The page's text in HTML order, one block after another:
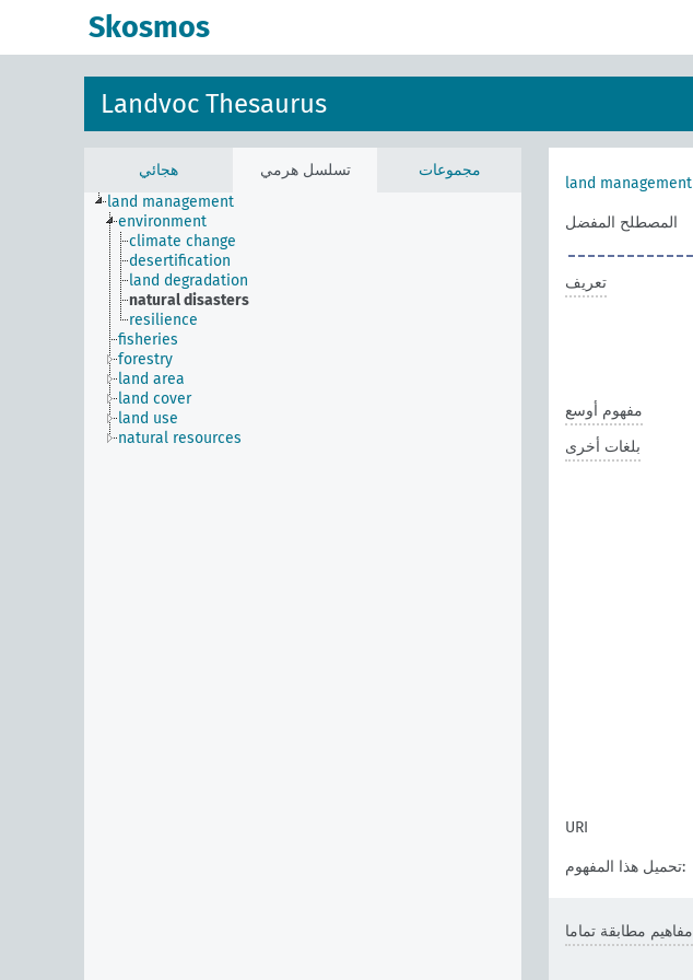
Skosmos
Landvoc Thesaurus
هجائي تسلسل هرمي
مجموعات
land management
environment
climate change
desertification
land degradation
natural disasters
resilience
fisheries
forestry
land area
land cover
land use
natural resources
land management
المصطلح المفضل
تعريف
مفهوم أوسع
بلغات أخرى
URI
تحميل هذا المفهوم:
مفاهيم مطابقة تماما